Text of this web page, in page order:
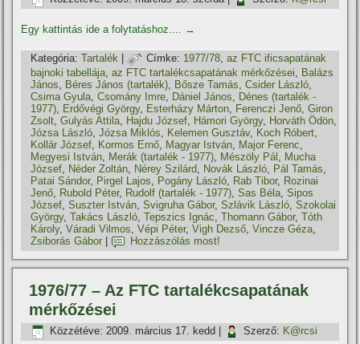
Egy kattintás ide a folytatáshoz.... →
Kategória: Tartalék | Címke: 1977/78,az FTC ificsapatának
bajnoki tabellája,az FTC tartalékcsapatának mérkőzései, Balázs
János, Béres János (tartalék), Bősze Tamás,Csider László,
Csima Gyula,Csomány Imre, Dániel János, Dénes (tartalék -
1977), Erdővégi György, Esterházy Márton, Ferenczi Jenő,Giron
Zsolt,Gulyás Attila, Hajdu József, Hámori György, Horváth Ödön,
Józsa László,Józsa Miklós, Kelemen Gusztáv, Koch Róbert,
Kollár József, Kormos Ernő, Magyar István, Major Ferenc,
Megyesi István, Merák (tartalék - 1977), Mészöly Pál , Mucha
József, Néder Zoltán, Nérey Szilárd, Novák László, Pál Tamás,
Patai Sándor, Pirgel Lajos, Pogány László, Rab Tibor, Rozinai
Jenő, Rubold Péter, Rudolf (tartalék - 1977),Sas Béla,Sipos
József,Suszter István,Svigruha Gábor,Szlávik László,Szokolai
György,Takács László,Tepszics Ignác,Thomann Gábor,Tóth
Károly,Váradi Vilmos,Vépi Péter,Vigh Dezső,Vincze Géza,
Zsiborás Gábor
Hozzászólás most!
1976/77 – Az FTC tartalékcsapatának
mérkőzései
Közzétéve: 2009. március 17. kedd Szerző: K@rcsi